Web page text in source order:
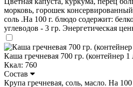
морковь, горошек
соль .На 100 г. блюдо содержит:
углеводов - 3 гр. Энергетическая
Каша гречневая 700 гр. (контейнер 1
Ккал: 760
Состав
Крупа гречневая, соль, масло. На